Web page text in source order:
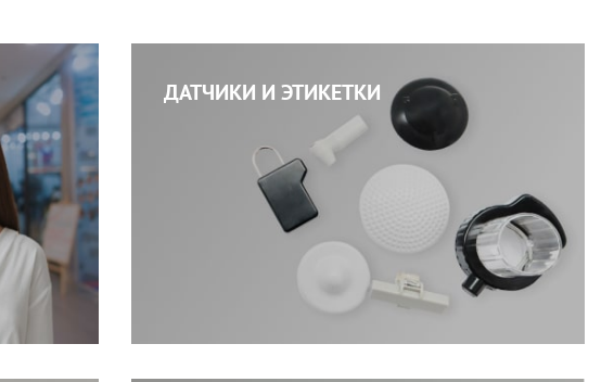
ДАТЧИКИ И ЭТИКЕТКИ